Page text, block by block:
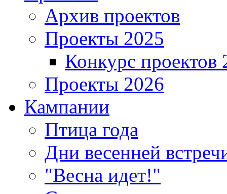
Архив проектов
Проекты 2025
Конкурс проектов
Проекты 2026
Кампании
Птица года
Дни весенней
"Весна идет!"